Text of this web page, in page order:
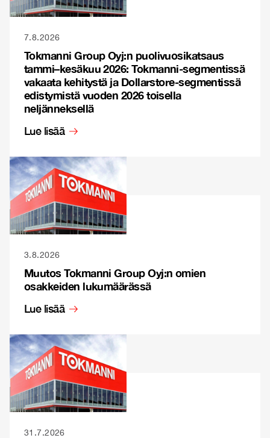
7.8.2026
Tokmanni Group Oyj:n puolivuosikatsaus
tammi–kesäkuu 2026: Tokmanni-segmentissä
vakaata kehitystä ja Dollarstore-segmentissä
edistymistä vuoden 2026 toisella
neljänneksellä
Lue lisää
3.8.2026
Muutos Tokmanni Group Oyj:n omien
osakkeiden lukumäärässä
Lue lisää
31.7.2026